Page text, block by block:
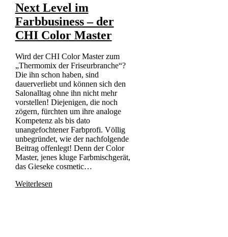
Next Level im
Farbbusiness – der
CHI Color Master
Wird der CHI Color Master zum
„Thermomix der Friseurbranche“?
Die ihn schon haben, sind
dauerverliebt und können sich den
Salonalltag ohne ihn nicht mehr
vorstellen! Diejenigen, die noch
zögern, fürchten um ihre analoge
Kompetenz als bis dato
unangefochtener Farbprofi. Völlig
unbegründet, wie der nachfolgende
Beitrag offenlegt! Denn der Color
Master, jenes kluge Farbmischgerät,
das Gieseke cosmetic…
Weiterlesen